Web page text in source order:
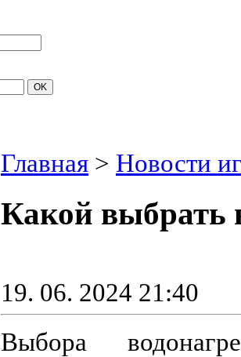
Главная > Новости
Какой выбрать
19. 06. 2024 21:40
Выбора